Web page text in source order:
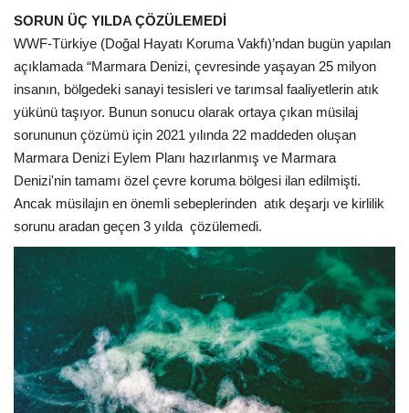
SORUN ÜÇ YILDA ÇÖZÜLEMEDİ
WWF-Türkiye (Doğal Hayatı Koruma Vakfı)’ndan bugün yapılan
açıklamada “Marmara Denizi, çevresinde yaşayan 25 milyon
insanın, bölgedeki sanayi tesisleri ve tarımsal faaliyetlerin atık
yükünü taşıyor. Bunun sonucu olarak ortaya çıkan müsilaj
sorununun çözümü için 2021 yılında 22 maddeden oluşan
Marmara Denizi Eylem Planı hazırlanmış ve Marmara
Denizi'nin tamamı özel çevre koruma bölgesi ilan edilmişti.
Ancak müsilajın en önemli sebeplerinden atık deşarjı ve kirlilik
sorunu aradan geçen 3 yılda çözülemedi.